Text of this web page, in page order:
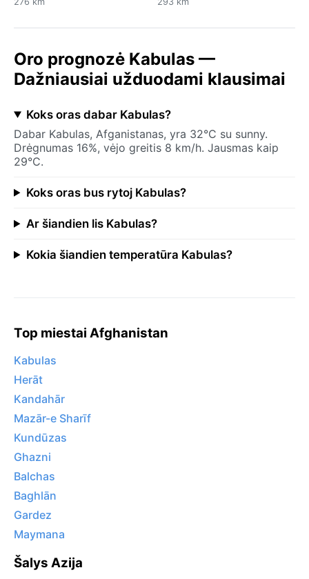
Oro prognozė Kabulas —
Dažniausiai užduodami klausimai
Koks oras dabar Kabulas?
Dabar Kabulas, Afganistanas, yra 32°C su sunny.
Drėgnumas 16%, vėjo greitis 8 km/h. Jausmas kaip
29°C.
Koks oras bus rytoj Kabulas?
Ar šiandien lis Kabulas?
Kokia šiandien temperatūra Kabulas?
Top miestai Afghanistan
Kabulas
Herāt
Kandahār
Mazār-e Sharīf
Kundūzas
Ghazni
Balchas
Baghlān
Gardez
Maymana
Šalys Azija